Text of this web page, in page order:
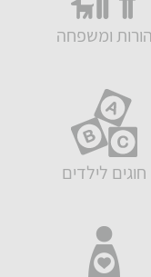
הורות ומשפחה
חוגים לילדים